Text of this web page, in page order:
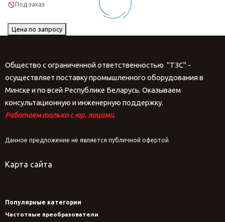
Под заказ
Цена по запросу
Общество с ограниченной ответственностью "ТЗС" -
осуществляет поставку промышленного оборудования в
Минске и по всей Республике Беларусь. Оказываем
консультационную и инженерную поддержку.
Работаем только с юр. лицами.
Данное предложение не является публичной офертой
Карта сайта
Популярные категории
Частотные преобразователи